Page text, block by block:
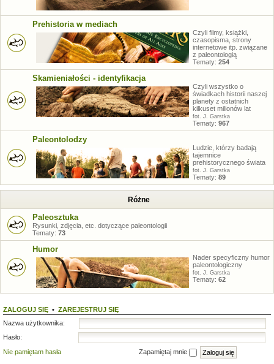
Prehistoria w mediach
Czyli filmy, książki,
czasopisma, strony
internetowe itp. związane
z paleontologią
Tematy: 254
Skamieniałości - identyfikacja
Czyli wszystko o
świadkach historii naszej
planety z ostatnich
kilkuset milionów lat
fot. J. Garstka
Tematy: 967
Paleontolodzy
Ludzie, którzy badają
tajemnice
prehistorycznego świata
fot. J. Garstka
Tematy: 89
Różne
Paleosztuka
Rysunki, zdjęcia, etc. dotyczące paleontologii
Tematy: 73
Humor
Nader specyficzny humor
paleontologiczny
fot. J. Garstka
Tematy: 62
ZALOGUJ SIĘ • ZAREJESTRUJ SIĘ
Nazwa użytkownika:
Hasło:
Nie pamiętam hasła
Zapamiętaj mnie